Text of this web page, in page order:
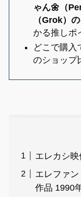
ゃん🌼（
（Grok）
かる推しポ
どこで購入
のショップ
エレカシ
エレファ
作品 1990